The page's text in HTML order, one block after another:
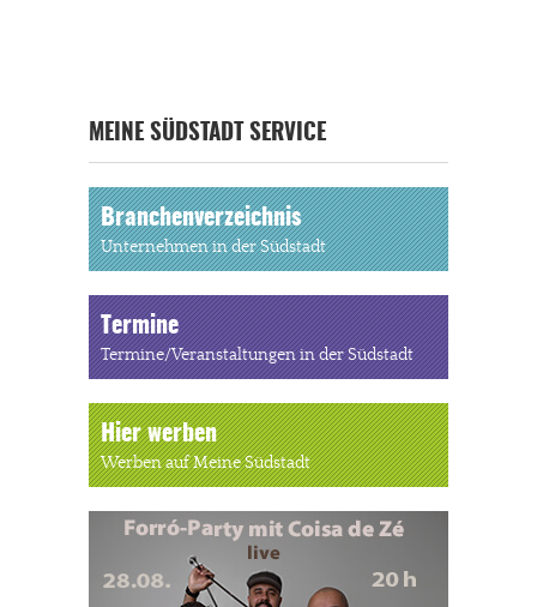
MEINE SÜDSTADT SERVICE
Branchenverzeichnis
Unternehmen in der Südstadt
Termine
Termine/Veranstaltungen in der Südstadt
Hier werben
Werben auf Meine Südstadt